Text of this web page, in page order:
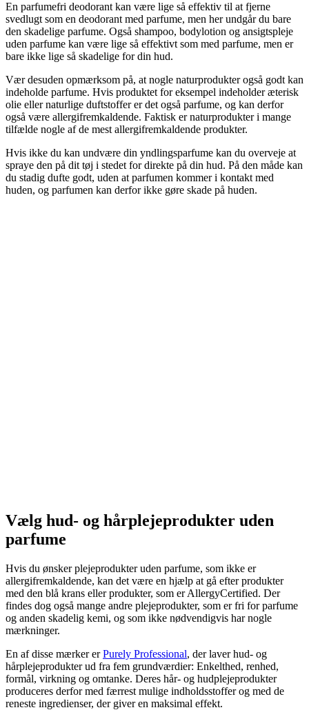
En parfumefri deodorant kan være lige så effektiv til at fjerne
svedlugt som en deodorant med parfume, men her undgår du bare
den skadelige parfume. Også shampoo, bodylotion og ansigtspleje
uden parfume kan være lige så effektivt som med parfume, men er
bare ikke lige så skadelige for din hud.
Vær desuden opmærksom på, at nogle naturprodukter også godt kan
indeholde parfume. Hvis produktet for eksempel indeholder æterisk
olie eller naturlige duftstoffer er det også parfume, og kan derfor
også være allergifremkaldende. Faktisk er naturprodukter i mange
tilfælde nogle af de mest allergifremkaldende produkter.
Hvis ikke du kan undvære din yndlingsparfume kan du overveje at
spraye den på dit tøj i stedet for direkte på din hud. På den måde kan
du stadig dufte godt, uden at parfumen kommer i kontakt med
huden, og parfumen kan derfor ikke gøre skade på huden.
Vælg hud- og hårplejeprodukter uden
parfume
Hvis du ønsker plejeprodukter uden parfume, som ikke er
allergifremkaldende, kan det være en hjælp at gå efter produkter
med den blå krans eller produkter, som er AllergyCertified. Der
findes dog også mange andre plejeprodukter, som er fri for parfume
og anden skadelig kemi, og som ikke nødvendigvis har nogle
mærkninger.
En af disse mærker erPurely Professional, der laver hud- og
hårplejeprodukter ud fra fem grundværdier: Enkelthed, renhed,
formål, virkning og omtanke. Deres hår- og hudplejeprodukter
produceres derfor med færrest mulige indholdsstoffer og med de
reneste ingredienser, der giver en maksimal effekt.